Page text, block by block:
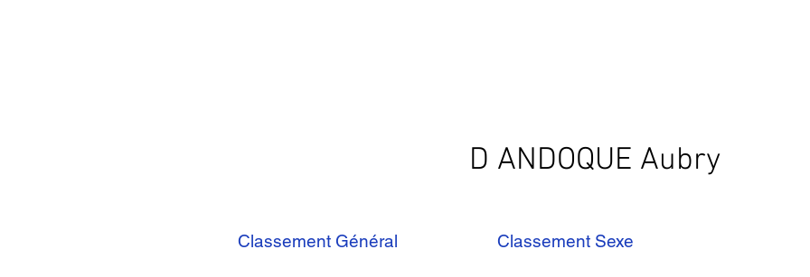
D ANDOQUE Aubry
Classement Général Classement Sexe